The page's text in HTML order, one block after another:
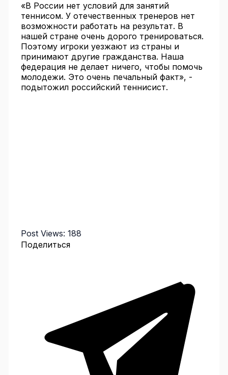
«В России нет условий для занятий
теннисом. У отечественных тренеров нет
возможности работать на результат. В
нашей стране очень дорого тренироваться.
Поэтому игроки уезжают из страны и
принимают другие гражданства. Наша
федерация не делает ничего, чтобы помочь
молодежи. Это очень печальный факт», -
подытожил российский теннисист.
Post Views: 188
Поделиться